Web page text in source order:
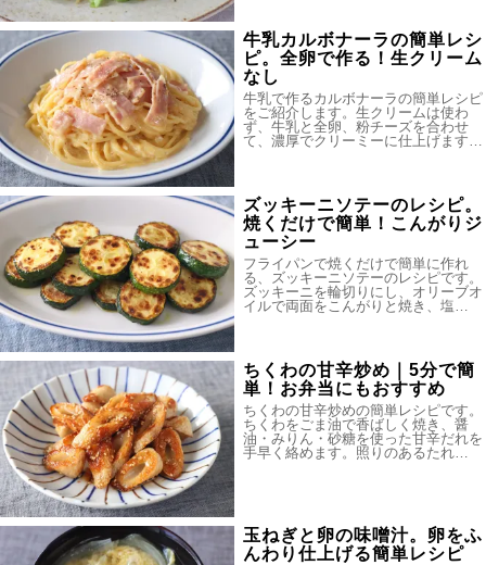
牛乳カルボナーラの簡単レシ
ピ。全卵で作る！生クリーム
なし
牛乳で作るカルボナーラの簡単レシピ
をご紹介します。生クリームは使わ
ず、牛乳と全卵、粉チーズを合わせ
て、濃厚でクリーミーに仕上げます…
ズッキーニソテーのレシピ。
焼くだけで簡単！こんがりジ
ューシー
フライパンで焼くだけで簡単に作れ
る、ズッキーニソテーのレシピです。
ズッキーニを輪切りにし、オリーブオ
イルで両面をこんがりと焼き、塩…
ちくわの甘辛炒め｜5分で簡
単！お弁当にもおすすめ
ちくわの甘辛炒めの簡単レシピです。
ちくわをごま油で香ばしく焼き、醤
油・みりん・砂糖を使った甘辛だれを
手早く絡めます。照りのあるたれ…
玉ねぎと卵の味噌汁。卵をふ
んわり仕上げる簡単レシピ